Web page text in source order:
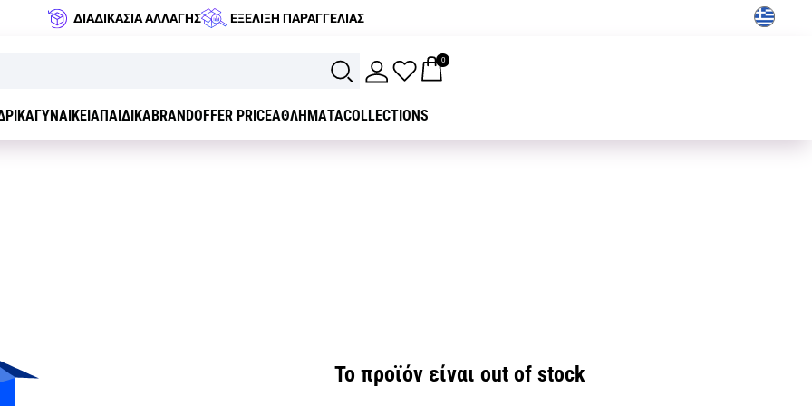
ΔΙΑΔΙΚΑΣΙΑ ΑΛΛΑΓΗΣ ΕΞΕΛΙΞΗ ΠΑΡΑΓΓΕΛΙΑΣ
0
ΓΥΝΑΙΚΕΙΑΠΑΙΔΙΚΑBRANDOFFER PRICEΑΘΛΗΜΑΤΑCOLLECTIONS
Το προϊόν είναι out of stock